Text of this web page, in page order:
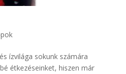
ízvilága sokunk számára
étkezéseinket, hiszen már